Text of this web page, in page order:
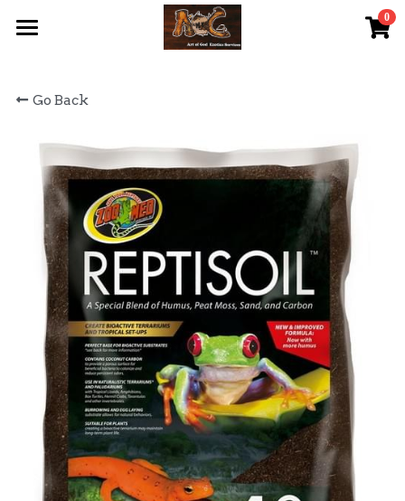
0
關於我們 About Us
服務內容 Our Services
最新資訊 Latest News
AOG Channel
網上商店 Shop Now
飼養陸龜小貼士 Tips
Facebook 專頁Facebook Page
Tough Cubic 爬蟲箱預訂
聯絡我們 Contact Us
Search
Go Back
×
STORE CATEGORIES
All Categories